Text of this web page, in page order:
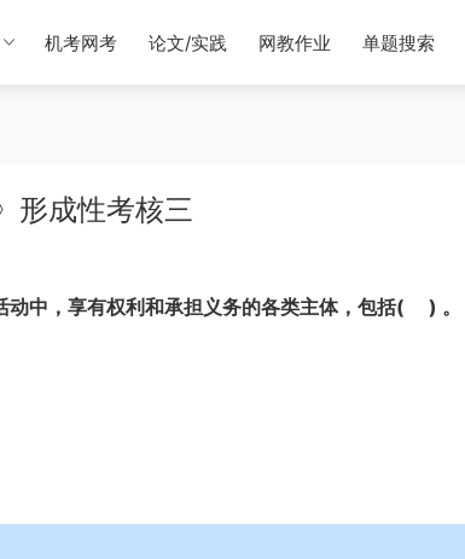
机考网考 论文/实践 网教作业 单题搜索
形成性考核三
动中，享有权利和承担义务的各类主体，包括( ) 。